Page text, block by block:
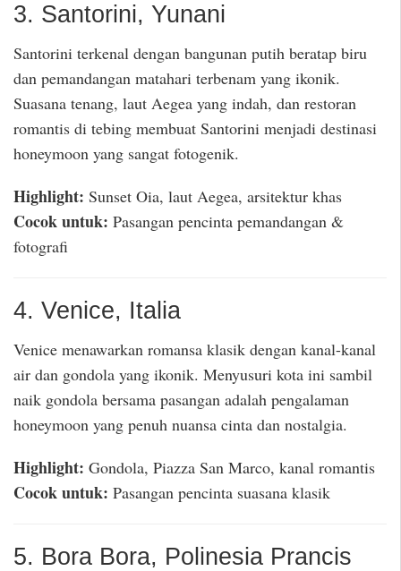
3. Santorini, Yunani
Santorini terkenal dengan bangunan putih beratap biru
dan pemandangan matahari terbenam yang ikonik.
Suasana tenang, laut Aegea yang indah, dan restoran
romantis di tebing membuat Santorini menjadi destinasi
honeymoon yang sangat fotogenik.
Highlight: Sunset Oia, laut Aegea, arsitektur khas
Cocok untuk: Pasangan pencinta pemandangan &
fotografi
4. Venice, Italia
Venice menawarkan romansa klasik dengan kanal-kanal
air dan gondola yang ikonik. Menyusuri kota ini sambil
naik gondola bersama pasangan adalah pengalaman
honeymoon yang penuh nuansa cinta dan nostalgia.
Highlight: Gondola, Piazza San Marco, kanal romantis
Cocok untuk: Pasangan pencinta suasana klasik
5. Bora Bora, Polinesia Prancis